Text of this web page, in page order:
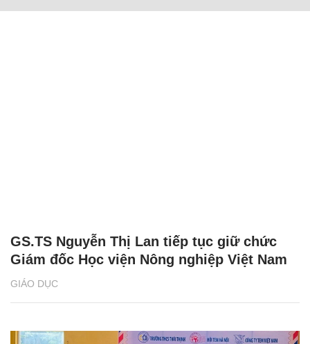
GIÁO DỤC
GS.TS Nguyễn Thị Lan tiếp tục giữ chức
Giám đốc Học viện Nông nghiệp Việt Nam